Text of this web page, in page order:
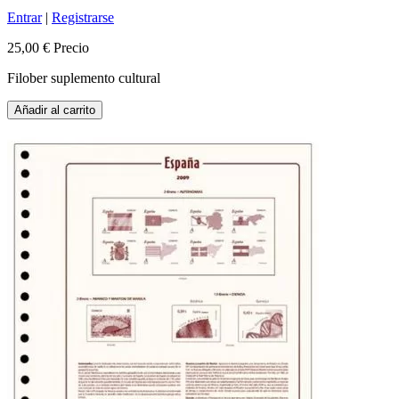
Entrar| Registrarse
25,00 € Precio
Filober suplemento cultural
Añadir al carrito